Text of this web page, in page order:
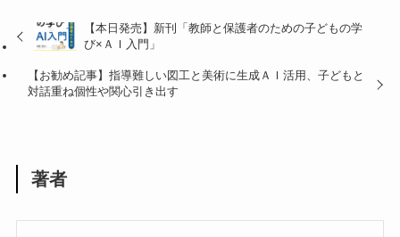
【本日発売】新刊「教師と保護者のための子どもの学
び×ＡＩ入門」
【お勧め記事】指導難しい図工と美術に生成ＡＩ活用、子どもと
対話重ね個性や関心引き出す
著者